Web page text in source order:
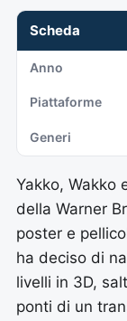
Scheda
Anno
Piattaforme
Generi
Yakko, Wakko
della Warner
poster e
ha deciso di
livelli in 3D,
ponti di un